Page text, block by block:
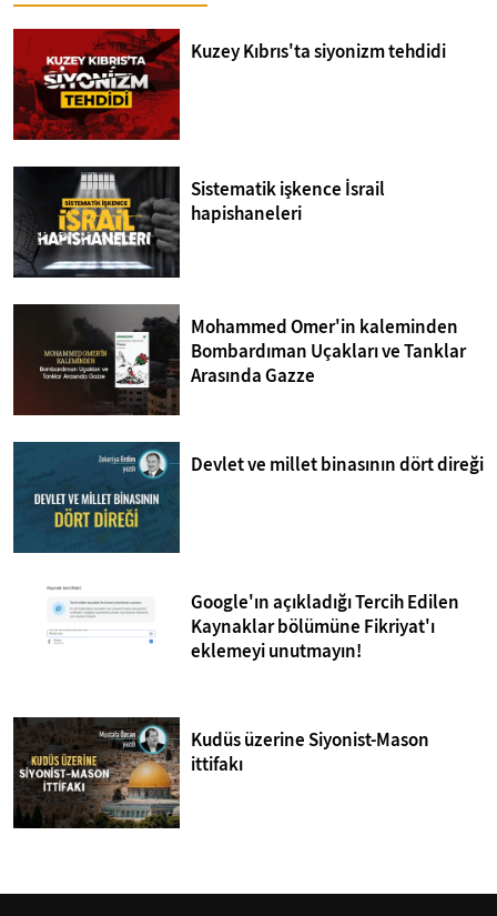
Kuzey Kıbrıs'ta siyonizm tehdidi
Sistematik işkence İsrail
hapishaneleri
Mohammed Omer'in kaleminden
Bombardıman Uçakları ve Tanklar
Arasında Gazze
Devlet ve millet binasının dört direği
Google'ın açıkladığı Tercih Edilen
Kaynaklar bölümüne Fikriyat'ı
eklemeyi unutmayın!
Kudüs üzerine Siyonist-Mason
ittifakı